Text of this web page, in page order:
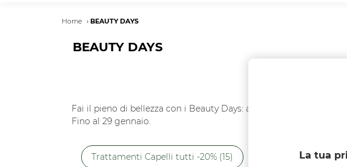
Breadcrumb
Home BEAUTY DAYS
BEAUTY DAYS
Fai il pieno di bellezza con i Beauty Days: approfitta delle offerte
Fino al 29 gennaio.
Trattamenti Capelli tutti -20% (15) Trattamenti Corpo
La tua